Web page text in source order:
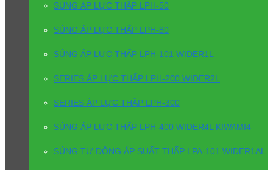
SÚNG ÁP LỰC THẤP LPH-50
SÚNG ÁP LỰC THẤP LPH-80
SÚNG ÁP LỰC THẤP LPH-101 WIDER1L
SERIES ÁP LỰC THẤP LPH-200 WIDER2L
SERIES ÁP LỰC THẤP LPH-300
SÚNG ÁP LỰC THẤP LPH-400 WIDER4L KIWAMI4
SÚNG TỰ ĐỘNG ÁP SUẤT THẤP LPA-101 WIDER1AL